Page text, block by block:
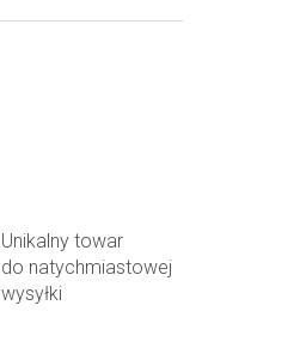
Unikalny towar
do natychmiastowej
wysyłki